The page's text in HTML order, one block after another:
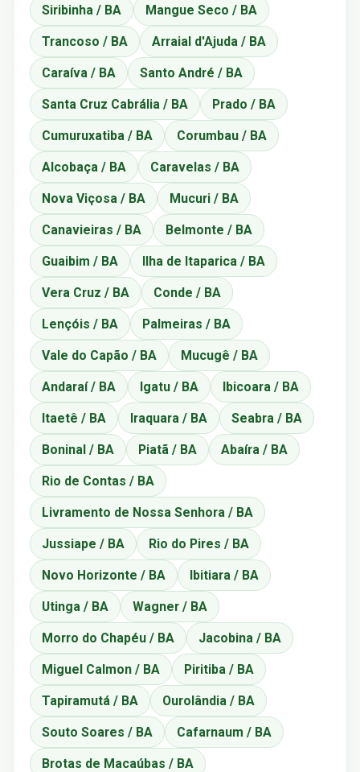
Siribinha / BA Mangue Seco / BA
Trancoso / BA Arraial d'Ajuda / BA
Caraíva / BA Santo André / BA
Santa Cruz Cabrália / BA Prado / BA
Cumuruxatiba / BA Corumbau / BA
Alcobaça / BA Caravelas / BA
Nova Viçosa / BA Mucuri / BA
Canavieiras / BA Belmonte / BA
Guaibim / BA Ilha de Itaparica / BA
Vera Cruz / BA Conde / BA
Lençóis / BA Palmeiras / BA
Vale do Capão / BA Mucugê / BA
Andaraí / BA Igatu / BA Ibicoara / BA
Itaetê / BA Iraquara / BA Seabra / BA
Boninal / BA Piatã / BA Abaíra / BA
Rio de Contas / BA
Livramento de Nossa Senhora / BA
Jussiape / BA Rio do Pires / BA
Novo Horizonte / BA Ibitiara / BA
Utinga / BA Wagner / BA
Morro do Chapéu / BA Jacobina / BA
Miguel Calmon / BA Piritiba / BA
Tapiramutá / BA Ourolândia / BA
Souto Soares / BA Cafarnaum / BA
Brotas de Macaúbas / BA